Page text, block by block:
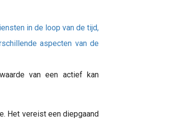
in de loop van de tijd,
aspecten van de
van een actief kan
Het vereist een diepgaand